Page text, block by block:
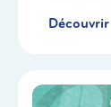
Découvrir